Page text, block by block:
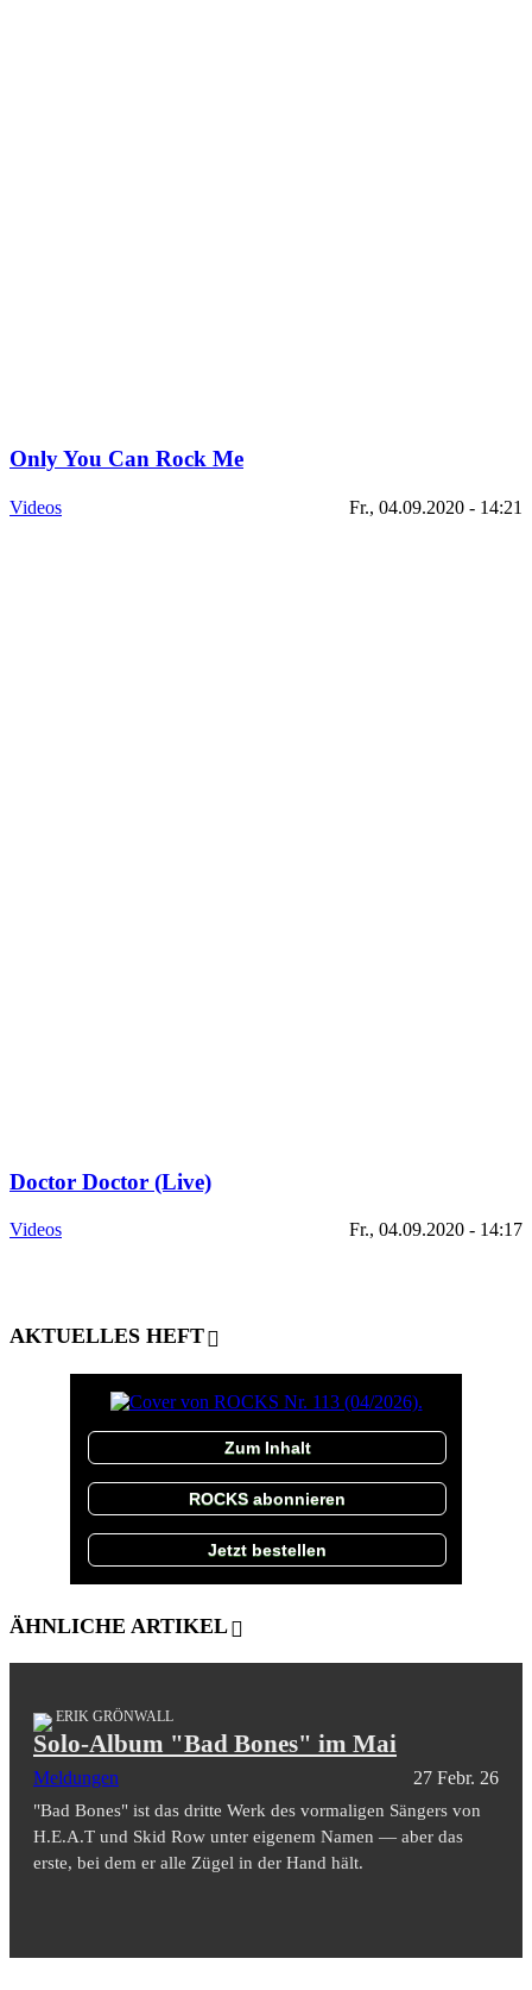
Only You Can Rock Me
Videos Fr., 04.09.2020 - 14:21
Doctor Doctor (Live)
Videos Fr., 04.09.2020 - 14:17
AKTUELLES HEFT
Zum Inhalt
ROCKS abonnieren
Jetzt bestellen
ÄHNLICHE ARTIKEL
ERIK GRÖNWALL
Solo-Album "Bad Bones" im Mai
Meldungen 27 Febr. 26
"Bad Bones" ist das dritte Werk des vormaligen Sängers von
H.E.A.T und Skid Row unter eigenem Namen — aber das
erste, bei dem er alle Zügel in der Hand hält.